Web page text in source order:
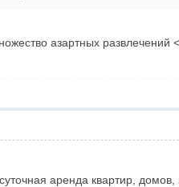
азартных
аренда квартир,